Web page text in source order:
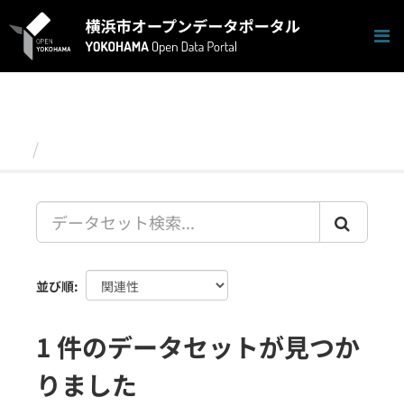
キ
並び順
1 件のデータセットが見つか
りました